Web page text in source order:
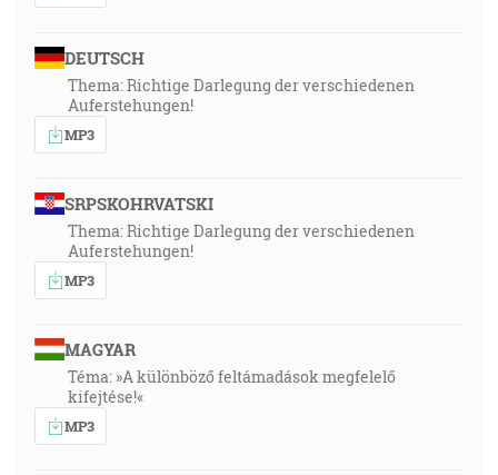
DEUTSCH
Thema: Richtige Darlegung der verschiedenen
Auferstehungen!
MP3
SRPSKOHRVATSKI
Thema: Richtige Darlegung der verschiedenen
Auferstehungen!
MP3
MAGYAR
Téma: »A különböző feltámadások megfelelő
kifejtése!«
MP3